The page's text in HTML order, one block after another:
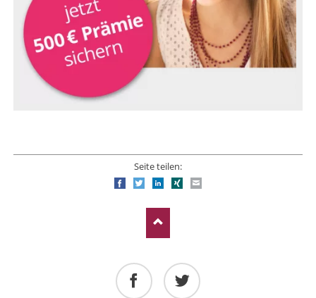
Seite teilen:
FacebookTwitterLinkedIn
Xing